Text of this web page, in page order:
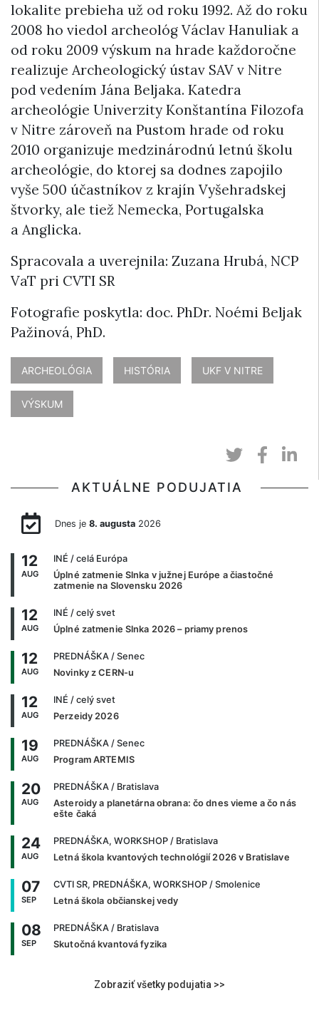
lokalite prebieha už od roku 1992. Až do roku
2008 ho viedol archeológ Václav Hanuliak a
od roku 2009 výskum na hrade každoročne
realizuje Archeologický ústav SAV v Nitre
pod vedením Jána Beljaka. Katedra
archeológie Univerzity Konštantína Filozofa
v Nitre zároveň na Pustom hrade od roku
2010 organizuje medzinárodnú letnú školu
archeológie, do ktorej sa dodnes zapojilo
vyše 500 účastníkov z krajín Vyšehradskej
štvorky, ale tiež Nemecka, Portugalska
a Anglicka.
Spracovala a uverejnila: Zuzana Hrubá, NCP
VaT pri CVTI SR
Fotografie poskytla: doc. PhDr. Noémi Beljak
Pažinová, PhD.
ARCHEOLÓGIA HISTÓRIA UKF V NITRE
VÝSKUM
AKTUÁLNE PODUJATIA
Dnes je 8. augusta2026
12
AUG
INÉ / celá Európa
Úplné zatmenie Slnka v južnej Európe a čiastočné
zatmenie na Slovensku 2026
12
AUG
INÉ / celý svet
Úplné zatmenie Slnka 2026 – priamy prenos
12
AUG
PREDNÁŠKA / Senec
Novinky z CERN-u
12
AUG
INÉ / celý svet
Perzeidy 2026
19
AUG
PREDNÁŠKA / Senec
Program ARTEMIS
20
AUG
PREDNÁŠKA / Bratislava
Asteroidy a planetárna obrana: čo dnes vieme a čo nás
ešte čaká
24
AUG
PREDNÁŠKA, WORKSHOP / Bratislava
Letná škola kvantových technológií 2026 v Bratislave
07
SEP
CVTI SR, PREDNÁŠKA, WORKSHOP / Smolenice
Letná škola občianskej vedy
08
SEP
PREDNÁŠKA / Bratislava
Skutočná kvantová fyzika
Zobraziť všetky podujatia >>